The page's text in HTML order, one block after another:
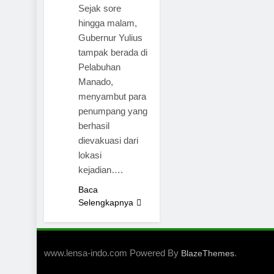
Sejak sore
hingga malam,
Gubernur Yulius
tampak berada di
Pelabuhan
Manado,
menyambut para
penumpang yang
berhasil
dievakuasi dari
lokasi
kejadian….
Baca
Selengkapnya
www.lensa-indo.com Powered By BlazeThemes.